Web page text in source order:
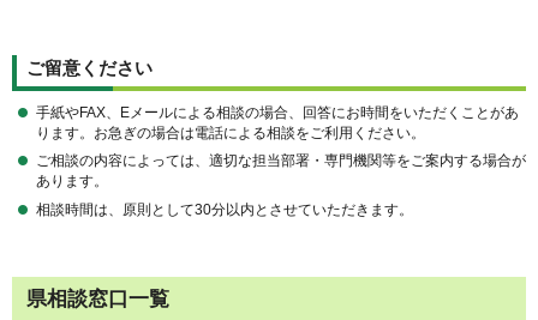
ご留意ください
手紙やFAX、Eメールによる相談の場合、回答にお時間をいただくことがあ
ります。お急ぎの場合は電話による相談をご利用ください。
ご相談の内容によっては、適切な担当部署・専門機関等をご案内する場合が
あります。
相談時間は、原則として30分以内とさせていただきます。
県相談窓口一覧